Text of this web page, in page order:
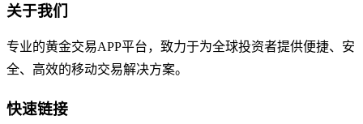
关于我们
专业的黄金交易APP平台，致力于为全球投资者提供便捷、安
全、高效的移动交易解决方案。
快速链接